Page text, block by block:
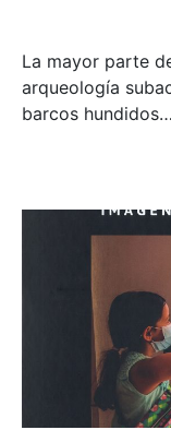
La mayor parte
arqueología
barcos hundidos…